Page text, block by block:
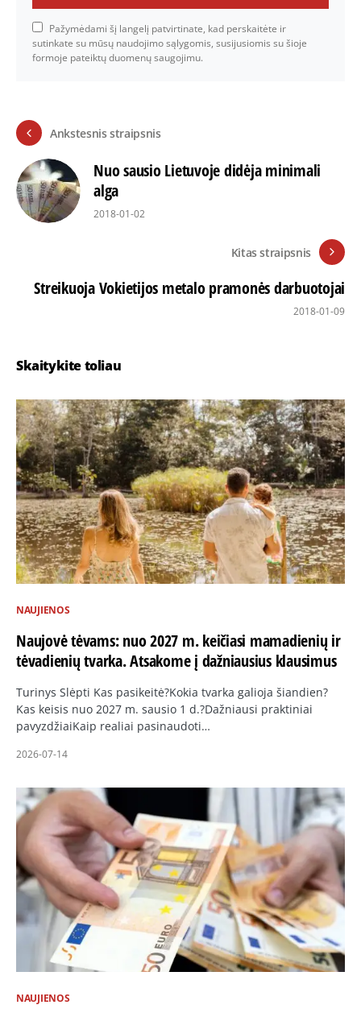
Pažymėdami šį langelį patvirtinate, kad perskaitėte ir
sutinkate su mūsų naudojimo sąlygomis, susijusiomis su šioje
formoje pateiktų duomenų saugojimu.
Ankstesnis straipsnis
Nuo sausio Lietuvoje didėja minimali
alga
2018-01-02
Kitas straipsnis
Streikuoja Vokietijos metalo pramonės darbuotojai
2018-01-09
Skaitykite toliau
NAUJIENOS
Naujovė tėvams: nuo 2027 m. keičiasi mamadienių ir
tėvadienių tvarka. Atsakome į dažniausius klausimus
Turinys Slėpti Kas pasikeitė?Kokia tvarka galioja šiandien?
Kas keisis nuo 2027 m. sausio 1 d.?Dažniausi praktiniai
pavyzdžiaiKaip realiai pasinaudoti…
2026-07-14
NAUJIENOS